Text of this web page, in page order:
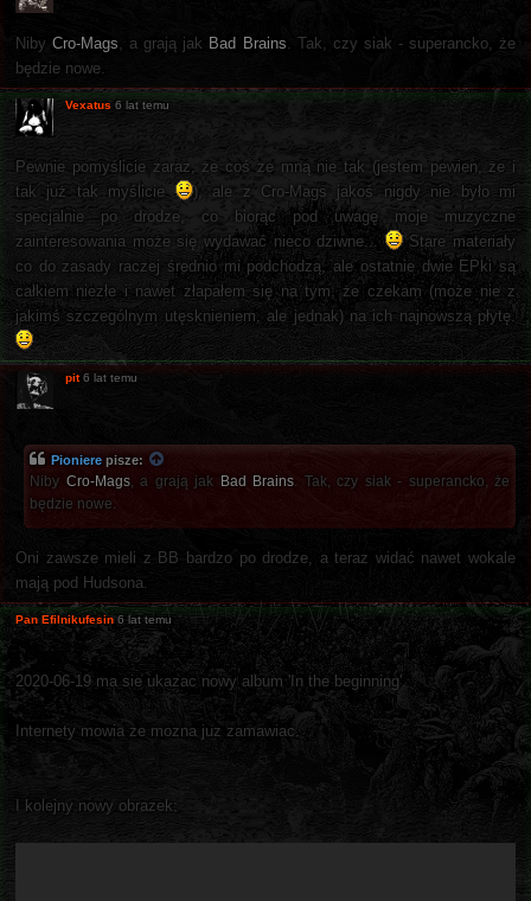
NibyCro-Mags , a grają jak Bad Brains . Tak, czy siak - superancko, że
będzie nowe.
Vexatus 6 lat temu
Pewnie pomyślicie zaraz, że coś ze mną nie tak (jestem pewien, że i
tak już tak myślicie
), ale z Cro-Mags jakoś nigdy nie było mi
specjalnie po drodze, co biorąc pod uwagę moje muzyczne
zainteresowania może się wydawać nieco dziwne...
Stare materiały
co do zasady raczej średnio mi podchodzą, ale ostatnie dwie EPki są
całkiem niezłe i nawet złapałem się na tym, że czekam (może nie z
jakimś szczególnym utęsknieniem, ale jednak) na ich najnowszą płytę.
pit 6 lat temu
Pioniere pisze:
Niby Cro-Mags, a grają jak Bad Brains. Tak, czy siak - superancko, że
będzie nowe.
Oni zawsze mieli z BB bardzo po drodze, a teraz widać nawet wokale
mają pod Hudsona.
Pan Efilnikufesin 6 lat temu
2020-06-19 ma sie ukazac nowy album 'In the beginning'.
Internety mowia ze mozna juz zamawiac.
I kolejny nowy obrazek: